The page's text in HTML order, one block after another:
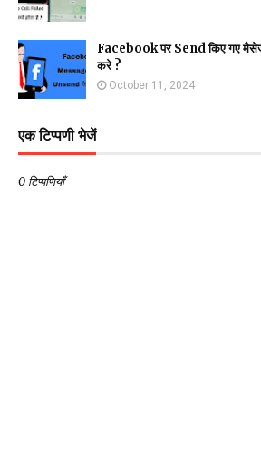
Facebook पर Send किए गए
करे ?
October 11, 2024
एक टिप्पणी भेजें
0 टिप्पणियाँ